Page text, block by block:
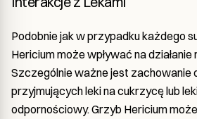
Podobnie jak w przypadku każdego
Hericium może wpływać na
Szczególnie ważne jest zachowanie
przyjmujących leki na cukrzycę lub
odpornościowy. Grzyb Hericium